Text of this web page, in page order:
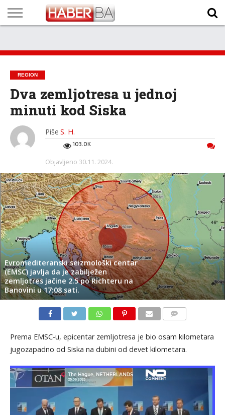
TECH
PROGRAM
PROGNOZA
PUTEVIMA
LISTA
NAMA
REGION
Dva zemljotresa u jednoj
minuti kod Siska
Piše S. H.
103.0K
Objavljeno 30.11. 2024.
Evromediteranski seizmološki centar
(EMSC) javlja da je zabilježen
zemljotres jačine 2.5 po Richteru na
Banovini u 17:08 sati.
Prema EMSC-u, epicentar zemljotresa je bio osam kilometara
jugozapadno od Siska na dubini od devet kilometara.